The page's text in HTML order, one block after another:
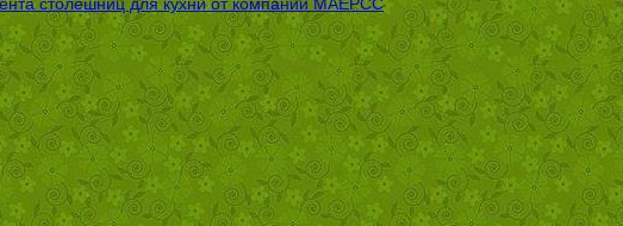
столешниц для кухни от компании МАЕРСС